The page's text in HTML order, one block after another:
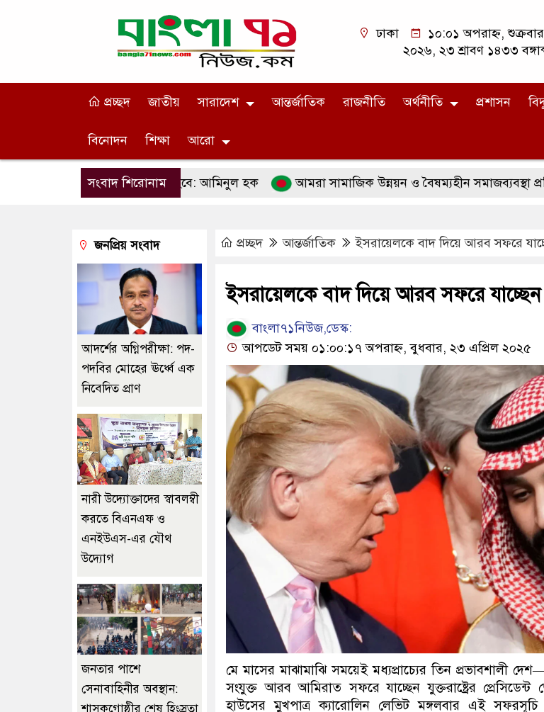
ঢাকা
১০:০১ অপরাহ্ন,
২০২৬, ২৩ শ্রাবণ ১৪৩৩
প্রচ্ছদ জাতীয় সারাদেশ আন্তর্জাতিক রাজনীতি অর্থনীতি প্রশাসন
বিনোদন শিক্ষা আরো
সংবাদ শিরোনাম
করে খেলার মাঠ বানানো হবে: আমিনুল হক আমরা সামাজিক উন্নয়ন ও বৈষম্যহীন সমাজব্যবস্থা প্রতিষ্ঠা
প্রচ্ছদ আন্তর্জাতিক ইসরায়েলকে বাদ দিয়ে আরব সফরে
ইসরায়েলকে বাদ দিয়ে আরব সফরে যাচ্ছেন
বাংলা৭১নিউজ,ডেস্ক:
আপডেট সময় ০১:০০:১৭ অপরাহ্ন, বুধবার, ২৩ এপ্রিল ২০২৫
মে মাসের মাঝামাঝি সময়েই মধ্যপ্রাচ্যের তিন প্রভাবশালী
সংযুক্ত আরব আমিরাত সফরে যাচ্ছেন যুক্তরাষ্ট্রের প্রেসিডেন্ট
হাউসের মুখপাত্র ক্যারোলিন লেভিট মঙ্গলবার এই
জনপ্রিয় সংবাদ
আদর্শের অগ্নিপরীক্ষা: পদ-
পদবির মোহের ঊর্ধ্বে এক
নিবেদিত প্রাণ
নারী উদ্যোক্তাদের স্বাবলম্বী
করতে বিএনএফ ও
এনইউএস-এর যৌথ
উদ্যোগ
জনতার পাশে
সেনাবাহিনীর অবস্থান:
শাসকগোষ্ঠীর শেষ হিংস্রতা